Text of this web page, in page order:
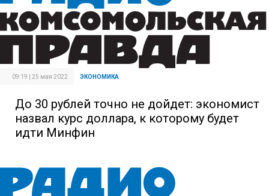
09:19 | 25 мая 2022 ЭКОНОМИКА
До 30 рублей точно не дойдет: экономист
назвал курс доллара, к которому будет
идти Минфин